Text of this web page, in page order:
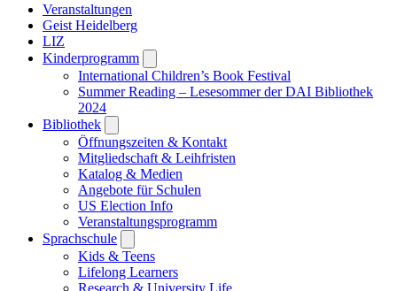
Veranstaltungen
Geist Heidelberg
LIZ
Kinderprogramm
submenu
International Children’s Book Festival
Summer Reading – Lesesommer der DAI Bibliothek
2024
Bibliothek
submenu
Öffnungszeiten & Kontakt
Mitgliedschaft & Leihfristen
Katalog & Medien
Angebote für Schulen
US Election Info
Veranstaltungsprogramm
Sprachschule
submenu
Kids & Teens
Lifelong Learners
Research & University Life